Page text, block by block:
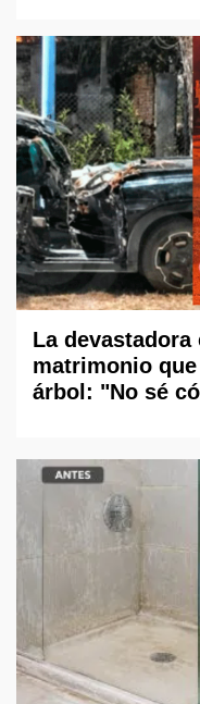
La devastadora
matrimonio
árbol: "No sé